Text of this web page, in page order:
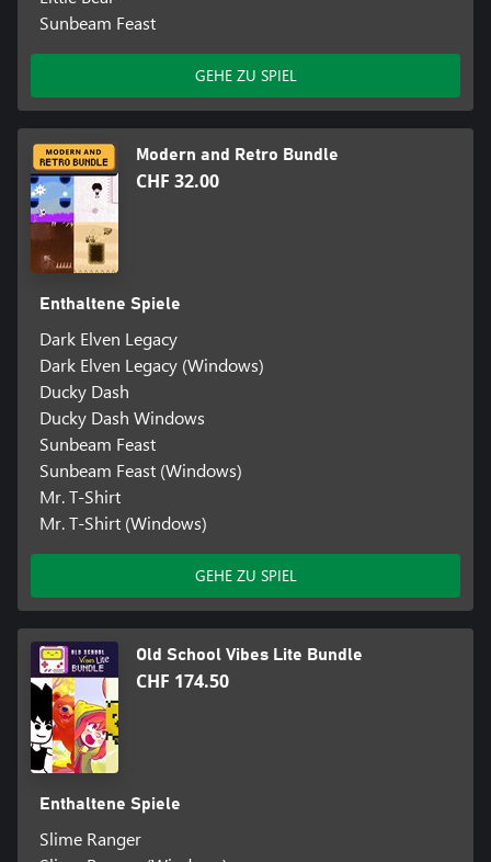
Sunbeam Feast
GEHE ZU SPIEL
Modern and Retro Bundle
CHF 32.00
Enthaltene Spiele
Dark Elven Legacy
Dark Elven Legacy (Windows)
Ducky Dash
Ducky Dash Windows
Sunbeam Feast
Sunbeam Feast (Windows)
Mr. T-Shirt
Mr. T-Shirt (Windows)
GEHE ZU SPIEL
Old School Vibes Lite Bundle
CHF 174.50
Enthaltene Spiele
Slime Ranger